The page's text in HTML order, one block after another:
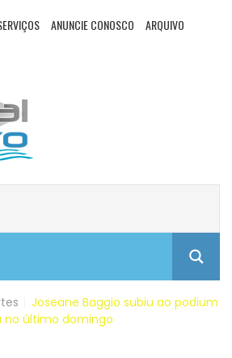
ANUNCIE CONOSCO ARQUIVO
Joseane Baggio subiu ao podium
no último domingo